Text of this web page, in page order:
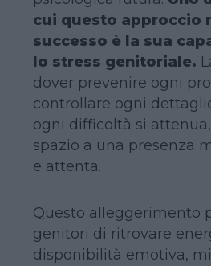
cui questo approccio
successo è la sua
lo stress genitoriale.
dover prevenire ogni
controllare ogni
ogni difficoltà si
spazio a una presenza
e attenta.
Questo alleggerimento
genitori di ritrovare
disponibilità emotiva,